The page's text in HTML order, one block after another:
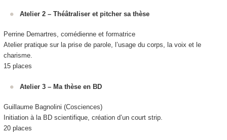
Atelier 2 – Théâtraliser et pitcher sa thèse
Perrine Demartres, comédienne et formatrice
Atelier pratique sur la prise de parole, l’usage du corps, la voix et le
charisme.
15 places
Atelier 3 – Ma thèse en BD
Guillaume Bagnolini (Cosciences)
Initiation à la BD scientifique, création d’un court strip.
20 places